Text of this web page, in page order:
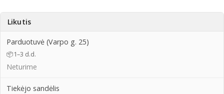
Likutis
Parduotuvė (Varpo g. 25)
📦1–3 d.d.
Neturime
Tiekėjo sandėlis